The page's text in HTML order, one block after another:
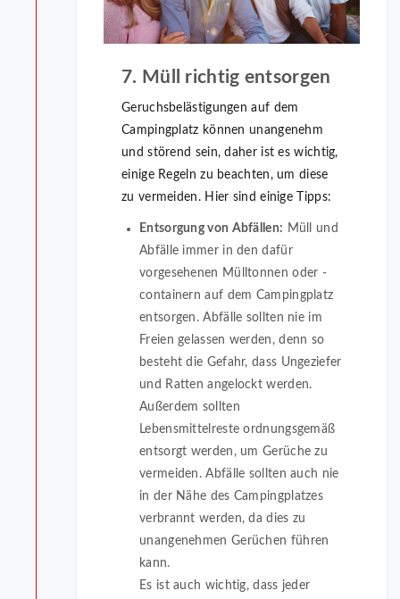
7. Müll richtig entsorgen
Geruchsbelästigungen auf dem
Campingplatz können unangenehm
und störend sein, daher ist es wichtig,
einige Regeln zu beachten, um diese
zu vermeiden. Hier sind einige Tipps:
Entsorgung von Abfällen: Müll und
Abfälle immer in den dafür
vorgesehenen Mülltonnen oder -
containern auf dem Campingplatz
entsorgen. Abfälle sollten nie im
Freien gelassen werden, denn so
besteht die Gefahr, dass Ungeziefer
und Ratten angelockt werden.
Außerdem sollten
Lebensmittelreste ordnungsgemäß
entsorgt werden, um Gerüche zu
vermeiden. Abfälle sollten auch nie
in der Nähe des Campingplatzes
verbrannt werden, da dies zu
unangenehmen Gerüchen führen
kann.
Es ist auch wichtig, dass jeder